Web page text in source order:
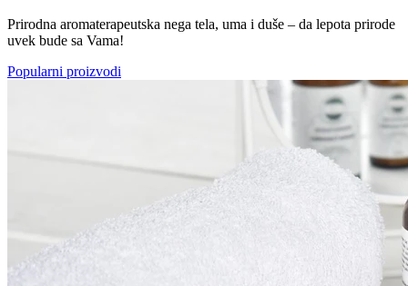
Prirodna aromaterapeutska nega tela, uma i duše – da lepota prirode
uvek bude sa Vama!
Popularni proizvodi